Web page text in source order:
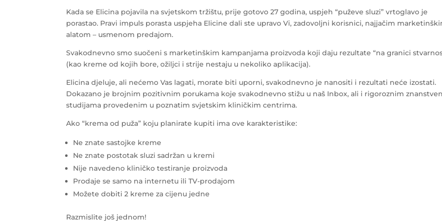
Kada se Elicina pojavila na svjetskom tržištu, prije gotovo 27 godina, uspjeh “puževe sluzi” vrtoglavo je
porastao. Pravi impuls porasta uspjeha Elicine dali ste upravo Vi, zadovoljni korisnici, najjačim
alatom – usmenom predajom.
Svakodnevno smo suočeni s marketinškim kampanjama proizvoda koji daju rezultate “na granici
(kao kreme od kojih bore, ožiljci i strije nestaju u nekoliko aplikacija).
Elicina djeluje, ali nećemo Vas lagati, morate biti uporni, svakodnevno je nanositi i rezultati neće izostati.
Dokazano je brojnim pozitivnim porukama koje svakodnevno stižu u naš Inbox, ali i rigoroznim
studijama provedenim u poznatim svjetskim kliničkim centrima.
Ako “krema od puža” koju planirate kupiti ima ove karakteristike:
Ne znate sastojke kreme
Ne znate postotak sluzi sadržan u kremi
Nije navedeno kliničko testiranje proizvoda
Prodaje se samo na internetu ili TV-prodajom
Možete dobiti 2 kreme za cijenu jedne
Razmislite još jednom!